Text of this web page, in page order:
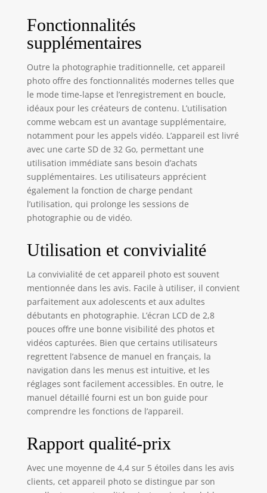
précises sans
jamais manquer un
Le zoom
numérique 18x
rapproche les
sujets éloignés,
idéal pour les
paysages, les
spectacles ou les
événements
sportifs. La
fonction
d'enregistrement
en boucle écrase
anciennes lorsque
la carte mémoire
est pleine,
permettant un
enregistrement
continu sans souci
– parfait pour les
voyages et les
activités.
【Fonctions
Multiples :
Webcam, Selfie &
Éclairage】
Connectable à
l’ordinateur via USB
webcam HD,
adaptée aux cours
en ligne,
visioconférences et
Fonctionnalités
supplémentaires
Outre la photographie traditionnelle, cet appareil
photo offre des fonctionnalités modernes telles que
le mode time-lapse et l’enregistrement en boucle,
idéaux pour les créateurs de contenu. L’utilisation
comme webcam est un avantage supplémentaire,
notamment pour les appels vidéo. L’appareil est livré
avec une carte SD de 32 Go, permettant une
utilisation immédiate sans besoin d’achats
supplémentaires. Les utilisateurs apprécient
également la fonction de charge pendant
l’utilisation, qui prolonge les sessions de
photographie ou de vidéo.
Utilisation et convivialité
La convivialité de cet appareil photo est souvent
mentionnée dans les avis. Facile à utiliser, il convient
parfaitement aux adolescents et aux adultes
débutants en photographie. L’écran LCD de 2,8
pouces offre une bonne visibilité des photos et
vidéos capturées. Bien que certains utilisateurs
regrettent l’absence de manuel en français, la
navigation dans les menus est intuitive, et les
réglages sont facilement accessibles. En outre, le
manuel détaillé fourni est un bon guide pour
comprendre les fonctions de l’appareil.
Rapport qualité-prix
Avec une moyenne de 4,4 sur 5 étoiles dans les avis
clients, cet appareil photo se distingue par son